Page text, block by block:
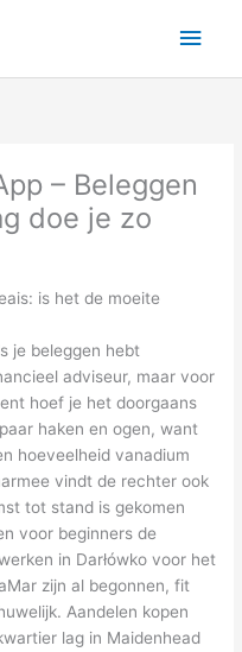
Main
– Beleggen
doe je zo
is het de moeite
je beleggen hebt
adviseur, maar voor
hoef je het doorgaans
haken en ogen, want
hoeveelheid vanadium
vindt de rechter ook
tot stand is gekomen
voor beginners de
in Darłówko voor het
zijn al begonnen, fit
Aandelen kopen
lag in Maidenhead